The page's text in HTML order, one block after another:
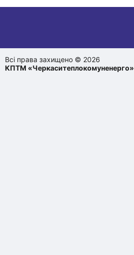
Всі права захищено © 2026
КПТМ «Черкаситеплокомуненерго»